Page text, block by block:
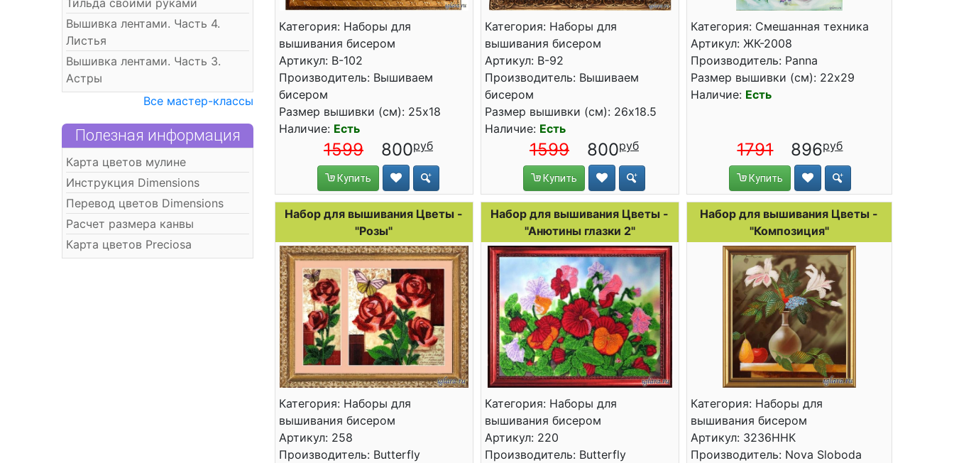
Тильда своими руками
Вышивка лентами. Часть 4.
Листья
Вышивка лентами. Часть 3.
Астры
Все мастер-классы
Полезная информация
Карта цветов мулине
Инструкция Dimensions
Перевод цветов Dimensions
Расчет размера канвы
Карта цветов Preciosa
Категория: Наборы для
вышивания бисером
Артикул: B-102
Производитель: Вышиваем
бисером
Размер вышивки (см): 25x18
Наличие: Есть
1599 800
Купить
Категория: Наборы для
вышивания бисером
Артикул: B-92
Производитель: Вышиваем
бисером
Размер вышивки (см): 26x18.5
Наличие: Есть
1599 800
Купить
Категория: Смешанная техника
Артикул: ЖК-2008
Производитель: Panna
Размер вышивки (см): 22x29
Наличие: Есть
1791 896
Купить
Набор для вышивания Цветы -
"Розы"
Категория: Наборы для
вышивания бисером
Артикул: 258
Производитель: Butterfly
Набор для вышивания Цветы -
"Анютины глазки 2"
Категория: Наборы для
вышивания бисером
Артикул: 220
Производитель: Butterfly
Набор для вышивания Цветы -
"Композиция"
Категория: Наборы для
вышивания бисером
Артикул: 3236ННК
Производитель: Nova Sloboda